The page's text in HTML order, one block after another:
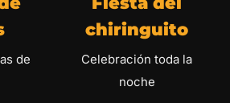
de
chiringuito
Celebración toda la
noche